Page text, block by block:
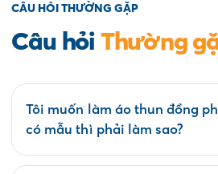
CÂU HỎI THƯỜNG GẶP
Câu hỏiThường
Tôi muốn làm áo thun đồng
có mẫu thì phải làm sao?
phục có sẵn tại website